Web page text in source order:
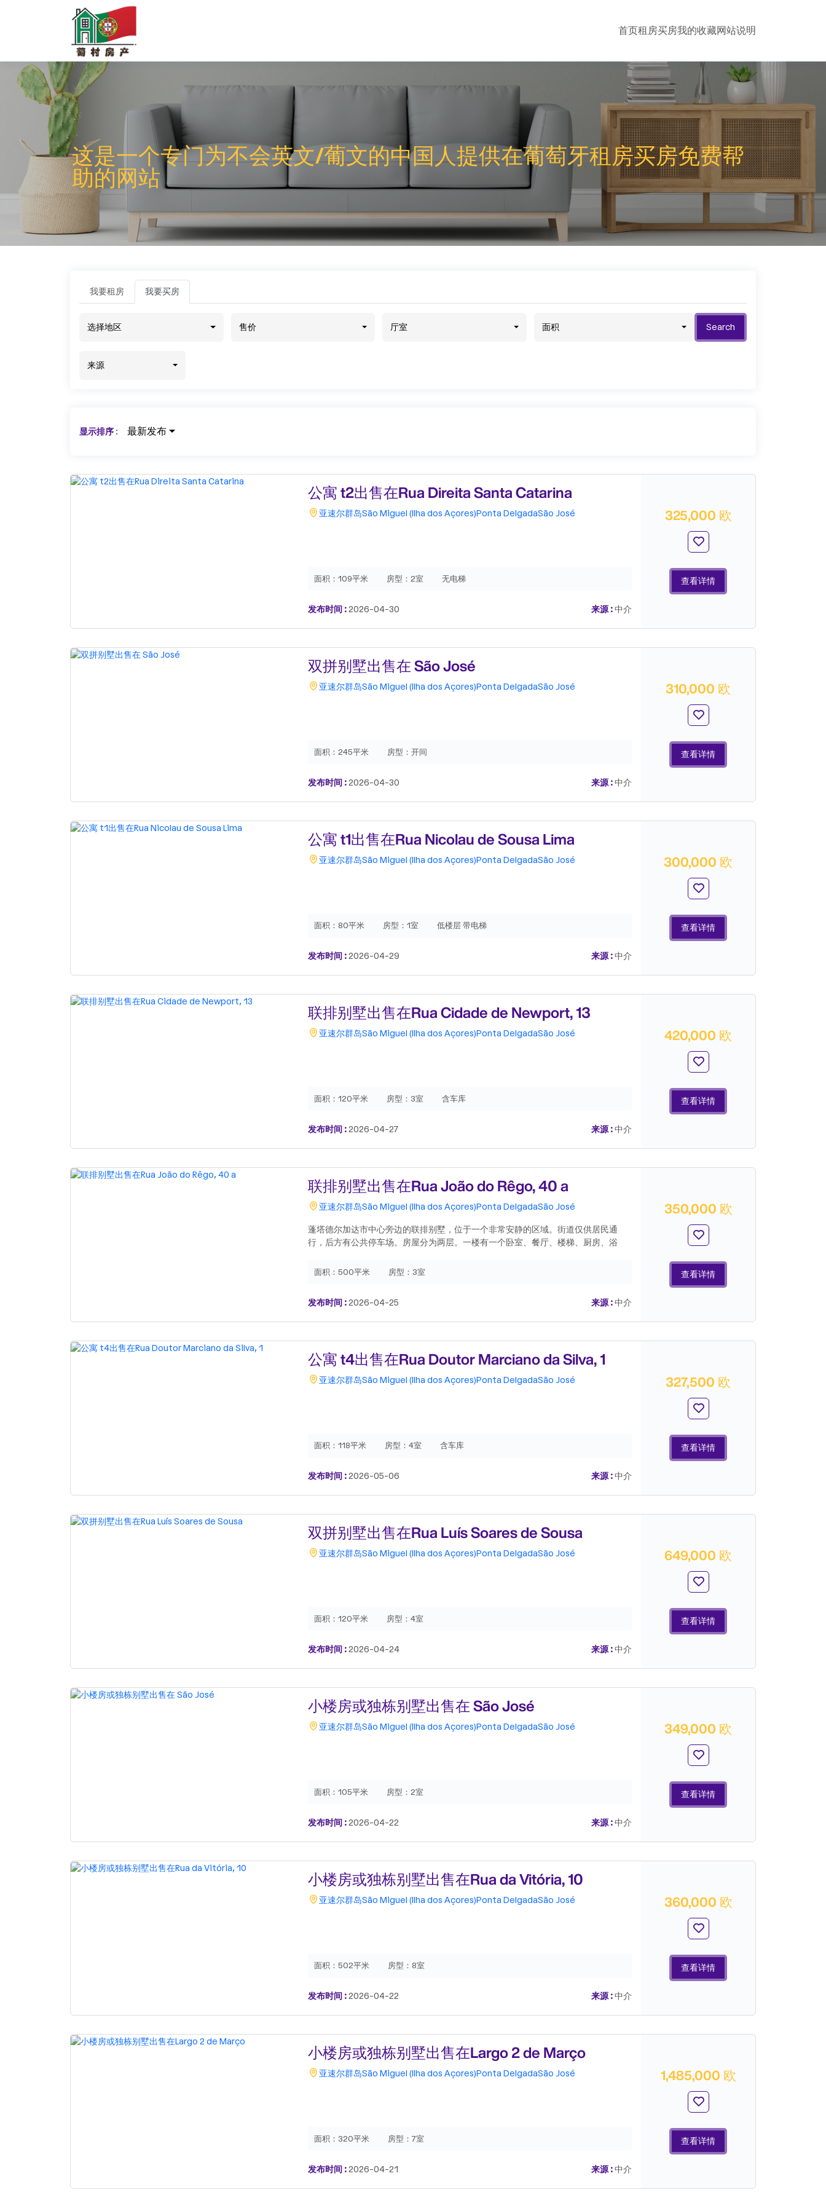
首页租房买房我的收藏网站说明
这是一个专门为不会英文/葡文的中国人提供在葡萄牙租房买房免费帮
助的网站
我要租房 我要买房
选择地区 售价 厅室 面积 Search
来源
显示排序 : 最新发布
公寓 t2出售在Rua Direita Santa Catarina
亚速尔群岛São Miguel (Ilha dos Açores)Ponta DelgadaSão José
面积：109平米 房型：2室 无电梯
发布时间 :2026-04-30 来源 :中介
325,000 欧
查看详情
双拼别墅出售在 São José
亚速尔群岛São Miguel (Ilha dos Açores)Ponta DelgadaSão José
面积：245平米 房型：开间
发布时间 :2026-04-30 来源 :中介
310,000 欧
查看详情
公寓 t1出售在Rua Nicolau de Sousa Lima
亚速尔群岛São Miguel (Ilha dos Açores)Ponta DelgadaSão José
面积：80平米 房型：1室 低楼层 带电梯
发布时间 :2026-04-29 来源 :中介
300,000 欧
查看详情
联排别墅出售在Rua Cidade de Newport, 13
亚速尔群岛São Miguel (Ilha dos Açores)Ponta DelgadaSão José
面积：120平米 房型： 3室 含车库
发布时间 :2026-04-27 来源 :中介
420,000 欧
查看详情
联排别墅出售在Rua João do Rêgo, 40 a
亚速尔群岛São Miguel (Ilha dos Açores)Ponta DelgadaSão José
蓬塔德尔加达市中心旁边的联排别墅，位于一个非常安静的区域。街道仅供居民通
行，后方有公共停车场。房屋分为两层。一楼有一个卧室、餐厅、楼梯、厨房、浴
室。这栋房屋于4年前进行了全面翻新，所有水电、排污、电力、电视和互联网网络都
保健中心、学校和市中心仅五分钟路程。包含博世和LG电器。.
面积：500平米 房型： 3室
发布时间 :2026-04-25 来源 :中介
350,000 欧
查看详情
公寓 t4出售在Rua Doutor Marciano da Silva, 1
亚速尔群岛São Miguel (Ilha dos Açores)Ponta DelgadaSão José
面积：118平米 房型：4室 含车库
发布时间 :2026-05-06 来源 :中介
327,500 欧
查看详情
双拼别墅出售在Rua Luís Soares de Sousa
亚速尔群岛São Miguel (Ilha dos Açores)Ponta DelgadaSão José
面积：120平米 房型：4室
发布时间 :2026-04-24 来源 :中介
649,000 欧
查看详情
小楼房或独栋别墅出售在 São José
亚速尔群岛São Miguel (Ilha dos Açores)Ponta DelgadaSão José
面积：105平米 房型：2室
发布时间 :2026-04-22 来源 :中介
349,000 欧
查看详情
小楼房或独栋别墅出售在Rua da Vitória, 10
亚速尔群岛São Miguel (Ilha dos Açores)Ponta DelgadaSão José
面积：502平米 房型：8室
发布时间 :2026-04-22 来源 :中介
360,000 欧
查看详情
小楼房或独栋别墅出售在Largo 2 de Março
亚速尔群岛São Miguel (Ilha dos Açores)Ponta DelgadaSão José
面积： 320平米 房型：7室
发布时间 :2026-04-21 来源 :中介
1,485,000 欧
查看详情